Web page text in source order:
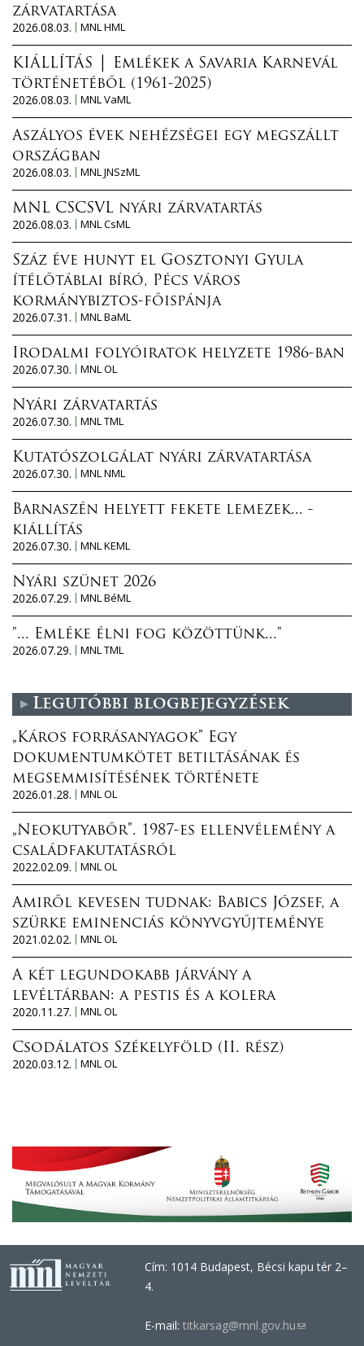
zárvatartása
2026.08.03.
MNL HML
KIÁLLÍTÁS │ Emlékek a Savaria Karnevál
történetéből (1961-2025)
2026.08.03.
MNL VaML
Aszályos évek nehézségei egy megszállt
országban
2026.08.03.
MNL JNSzML
MNL CSCSVL nyári zárvatartás
2026.08.03.
MNL CsML
Száz éve hunyt el Gosztonyi Gyula
ítélőtáblai bíró, Pécs város
kormánybiztos-főispánja
2026.07.31.
MNL BaML
Irodalmi folyóiratok helyzete 1986-ban
2026.07.30.
MNL OL
Nyári zárvatartás
2026.07.30.
MNL TML
Kutatószolgálat nyári zárvatartása
2026.07.30.
MNL NML
Barnaszén helyett fekete lemezek... -
kiállítás
2026.07.30.
MNL KEML
Nyári szünet 2026
2026.07.29.
MNL BéML
"... Emléke élni fog közöttünk..."
2026.07.29.
MNL TML
Legutóbbi blogbejegyzések
„Káros forrásanyagok” Egy
dokumentumkötet betiltásának és
megsemmisítésének története
2026.01.28.
MNL OL
„Neokutyabőr”. 1987-es ellenvélemény a
családfakutatásról
2022.02.09.
MNL OL
Amiről kevesen tudnak: Babics József, a
szürke eminenciás könyvgyűjteménye
2021.02.02.
MNL OL
A két legundokabb járvány a
levéltárban: a pestis és a kolera
2020.11.27.
MNL OL
Csodálatos Székelyföld (II. rész)
2020.03.12.
MNL OL
Cím: 1014 Budapest, Bécsi kapu tér 2–
4.
E-mail: titkarsag@mnl.gov.hu(link